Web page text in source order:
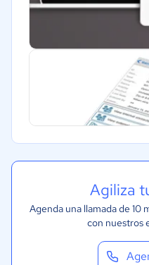
Tecnología
Recursos Humanos
Aeroespacial y defensa
Contabilidad
Moda y textiles
Agiliza
Agenda una llamada de 10
con nuestros